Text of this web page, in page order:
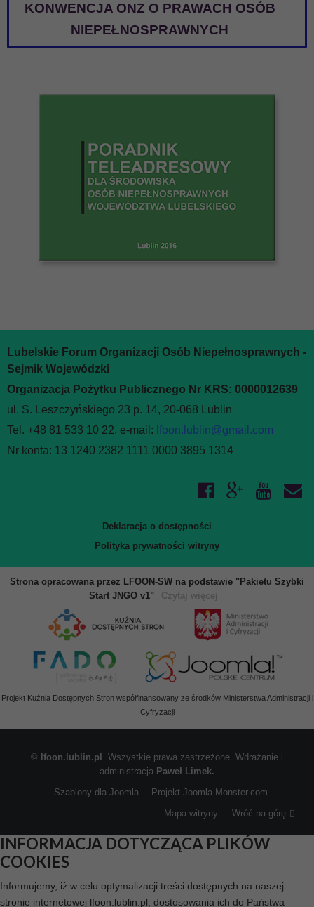
KONWENCJA ONZ O PRAWACH OSÓB
NIEPEŁNOSPRAWNYCH
Lubelskie Forum Organizacji Osób Niepełnosprawnych -
Sejmik Wojewódzki
Organizacja Pożytku Publicznego Nr KRS: 0000012639
ul. S. Leszczyńskiego 23 p. 14, 20-068 Lublin
Tel. +48 81 533 10 22, e-mail: lfoon.lublin@gmail.com
Nr konta: 13 1240 2382 1111 0000 3895 1314
Deklaracja o dostępności
Polityka prywatności witryny
Strona opracowana przez LFOON-SW na podstawie "Pakietu Szybki
Start JNGO v1"
Czytaj więcej
Projekt Kuźnia Dostępnych Stron współfinansowany ze środków Ministerstwa Administracji i
Cyfryzacji
© lfoon.lublin.pl . Wszystkie prawa zastrzeżone. Wdrażanie i
administracja Paweł Limek.
Szablony dla Joomla
. Projekt Joomla-Monster.com
Mapa witryny
Wróć na górę
INFORMACJA DOTYCZĄCA PLIKÓW
COOKIES
Informujemy, iż w celu optymalizacji treści dostępnych na naszej
stronie internetowej lfoon.lublin.pl, dostosowania ich do Państwa